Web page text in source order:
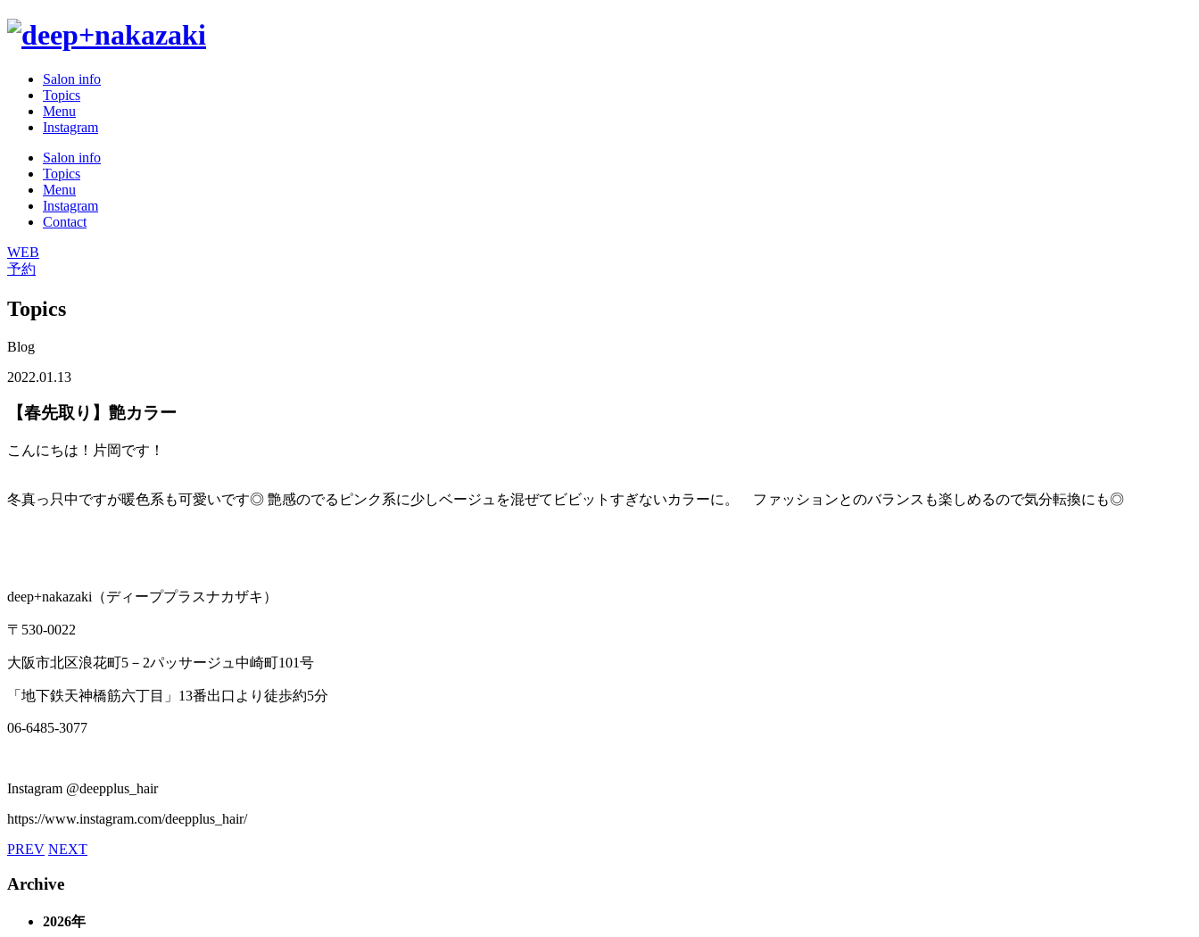
Salon info
Topics
Menu
Instagram
Salon info
Topics
Menu
Instagram
Contact
WEB
予約
Topics
Blog
2022.01.13
【春先取り】艶カラー
こんにちは！片岡です！
冬真っ只中ですが暖色系も可愛いです◎ 艶感のでるピンク系に少しベージュを混ぜてビビットすぎないカラーに。 ファッションとのバランスも楽しめるので気分転換にも◎
deep+nakazaki （ディーププラスナカザキ）
〒 530-0022
大阪市北区浪花町5 － 2パッサージュ中崎町101号
「地下鉄天神橋筋六丁目」 13番出口より徒歩約5分
06-6485-3077
Instagram @deepplus_hair
https://www.instagram.com/deepplus_hair/
PREV NEXT
Archive
2026年